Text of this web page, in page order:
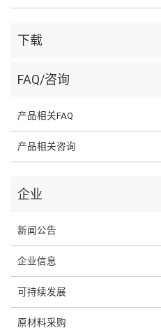
下载
FAQ/咨询
产品相关FAQ
产品相关咨询
企业
新闻公告
企业信息
可持续发展
原材料采购